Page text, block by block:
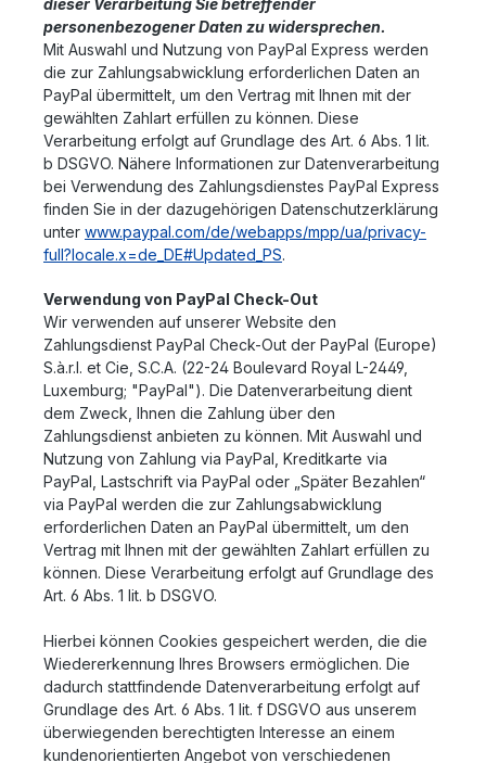
dieser Verarbeitung Sie betreffender
personenbezogener Daten zu widersprechen.
Mit Auswahl und Nutzung von PayPal Express werden
die zur Zahlungsabwicklung erforderlichen Daten an
PayPal übermittelt, um den Vertrag mit Ihnen mit der
gewählten Zahlart erfüllen zu können. Diese
Verarbeitung erfolgt auf Grundlage des Art. 6 Abs. 1 lit.
b DSGVO. Nähere Informationen zur Datenverarbeitung
bei Verwendung des Zahlungsdienstes PayPal Express
finden Sie in der dazugehörigen Datenschutzerklärung
unter www.paypal.com/de/webapps/mpp/ua/privacy-
full?locale.x=de_DE#Updated_PS.
Verwendung von PayPal Check-Out
Wir verwenden auf unserer Website den
Zahlungsdienst PayPal Check-Out der PayPal (Europe)
S.à.r.l. et Cie, S.C.A. (22-24 Boulevard Royal L-2449,
Luxemburg; "PayPal"). Die Datenverarbeitung dient
dem Zweck, Ihnen die Zahlung über den
Zahlungsdienst anbieten zu können. Mit Auswahl und
Nutzung von Zahlung via PayPal, Kreditkarte via
PayPal, Lastschrift via PayPal oder „Später Bezahlen“
via PayPal werden die zur Zahlungsabwicklung
erforderlichen Daten an PayPal übermittelt, um den
Vertrag mit Ihnen mit der gewählten Zahlart erfüllen zu
können. Diese Verarbeitung erfolgt auf Grundlage des
Art. 6 Abs. 1 lit. b DSGVO.
Hierbei können Cookies gespeichert werden, die die
Wiedererkennung Ihres Browsers ermöglichen. Die
dadurch stattfindende Datenverarbeitung erfolgt auf
Grundlage des Art. 6 Abs. 1 lit. f DSGVO aus unserem
überwiegenden berechtigten Interesse an einem
kundenorientierten Angebot von verschiedenen